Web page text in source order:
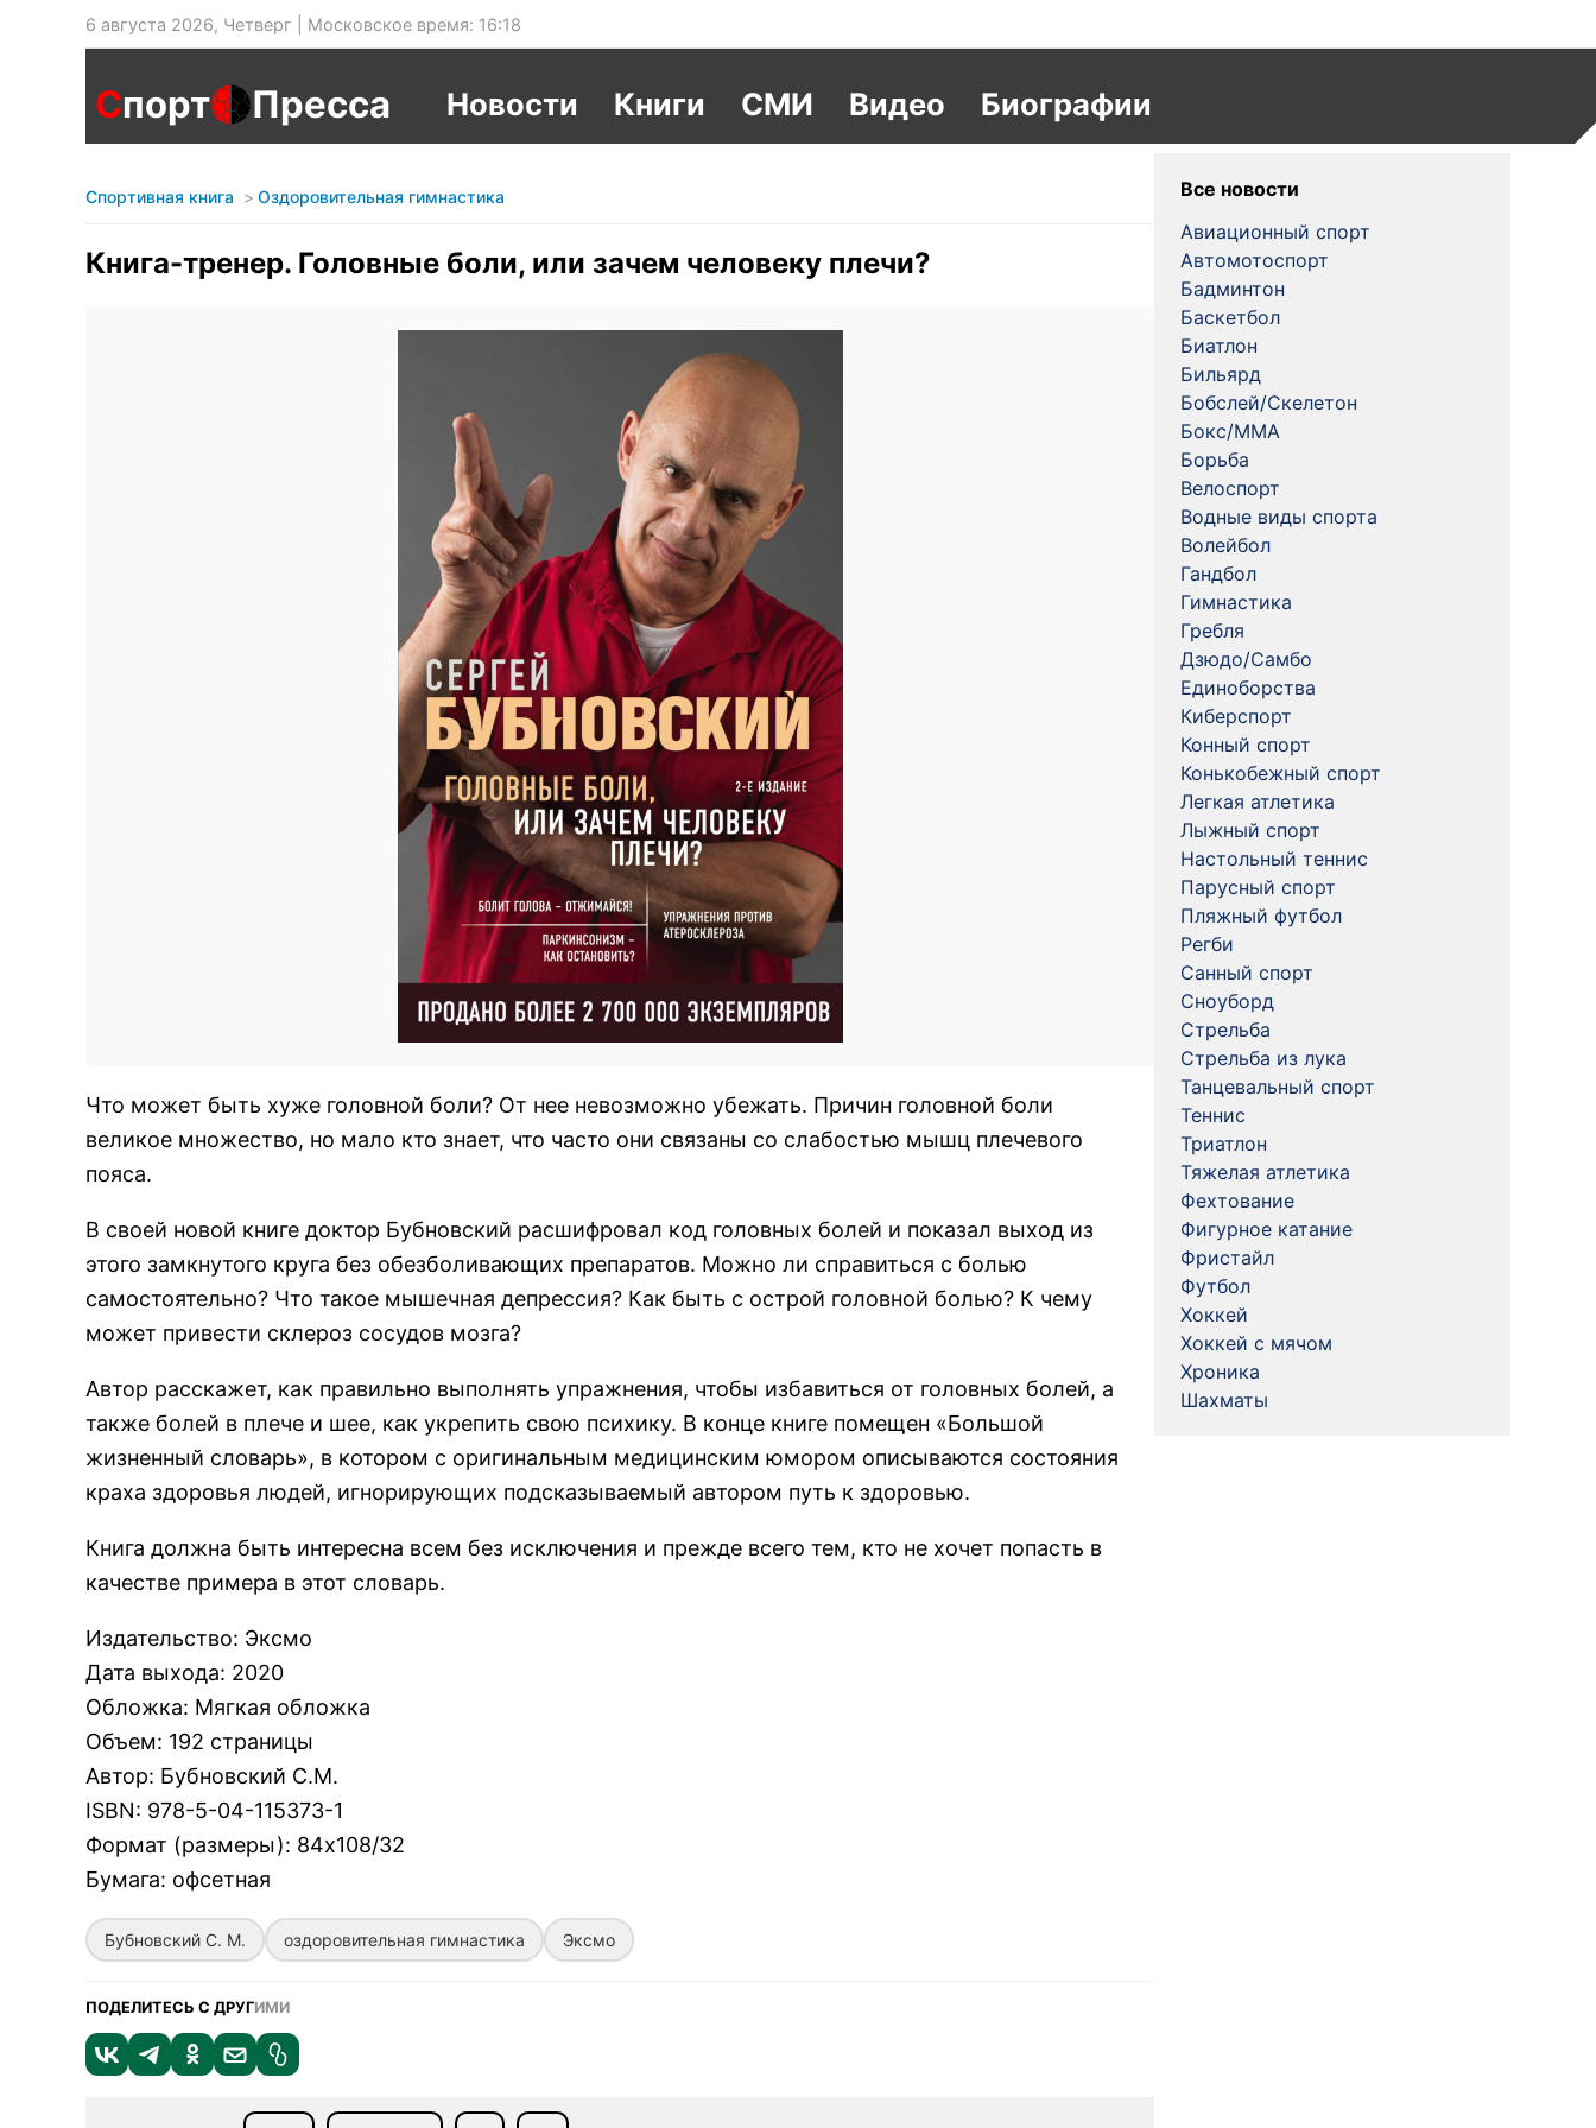
6 августа 2026, Четверг | Московское время: 16:18
Спорт Пресса Новости Книги СМИ Видео Биографии
Спортивная книга Оздоровительная гимнастика
Книга-тренер. Головные боли, или зачем человеку плечи?
Что может быть хуже головной боли? От нее невозможно убежать. Причин головной боли
великое множество, но мало кто знает, что часто они связаны со слабостью мышц плечевого
пояса.
В своей новой книге доктор Бубновский расшифровал код головных болей и показал выход из
этого замкнутого круга без обезболивающих препаратов. Можно ли справиться с болью
самостоятельно? Что такое мышечная депрессия? Как быть с острой головной болью? К чему
может привести склероз сосудов мозга?
Автор расскажет, как правильно выполнять упражнения, чтобы избавиться от головных болей, а
также болей в плече и шее, как укрепить свою психику. В конце книге помещен «Большой
жизненный словарь», в котором с оригинальным медицинским юмором описываются состояния
краха здоровья людей, игнорирующих подсказываемый автором путь к здоровью.
Книга должна быть интересна всем без исключения и прежде всего тем, кто не хочет попасть в
качестве примера в этот словарь.
Издательство: Эксмо
Дата выхода: 2020
Обложка: Мягкая обложка
Объем: 192 страницы
Автор: Бубновский С.М.
ISBN: 978-5-04-115373-1
Формат (размеры): 84х108/32
Бумага: офсетная
Бубновский С. М. оздоровительная гимнастика Эксмо
ПОДЕЛИТЕСЬ С ДРУГИМИ
Все новости
Авиационный спорт
Автомотоспорт
Бадминтон
Баскетбол
Биатлон
Бильярд
Бобслей/Скелетон
Бокс/MMA
Борьба
Велоспорт
Водные виды спорта
Волейбол
Гандбол
Гимнастика
Гребля
Дзюдо/Самбо
Единоборства
Киберспорт
Конный спорт
Конькобежный спорт
Легкая атлетика
Лыжный спорт
Настольный теннис
Парусный спорт
Пляжный футбол
Регби
Санный спорт
Сноуборд
Стрельба
Стрельба из лука
Танцевальный спорт
Теннис
Триатлон
Тяжелая атлетика
Фехтование
Фигурное катание
Фристайл
Футбол
Хоккей
Хоккей с мячом
Хроника
Шахматы